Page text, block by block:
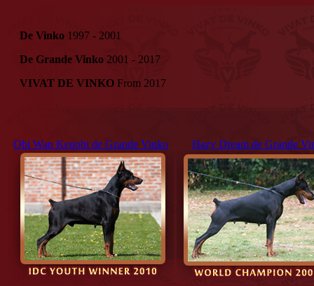
De Vinko 1997 - 2001
De Grande Vinko 2001 - 2017
VIVAT DE VINKO From 2017
Obi Wan Kenobi de Grande Vinko Hazy Dream de Grande